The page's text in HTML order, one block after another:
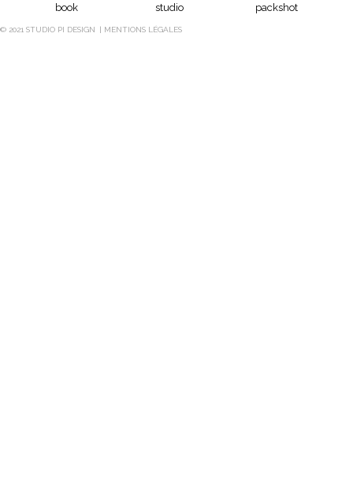
book studio packshot
© 2021 STUDIO PI DESIGN MENTIONS LÉGALES